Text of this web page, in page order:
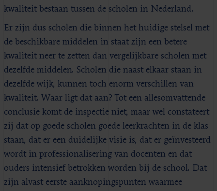
kwaliteit bestaan tussen de scholen in Nederland.
Er zijn dus scholen die binnen het huidige stelsel met
de beschikbare middelen in staat zijn een betere
kwaliteit neer te zetten dan vergelijkbare scholen met
dezelfde middelen. Scholen die naast elkaar staan in
dezelfde wijk, kunnen toch enorm verschillen van
kwaliteit. Waar ligt dat aan? Tot een allesomvattende
conclusie komt de inspectie niet, maar wel constateert
zij dat op goede scholen goede leerkrachten in de klas
staan, dat er een duidelijke visie is, dat er geïnvesteerd
wordt in professionalisering van docenten en dat
ouders intensief betrokken worden bij de school. Dat
zijn alvast eerste aanknopingspunten waarmee